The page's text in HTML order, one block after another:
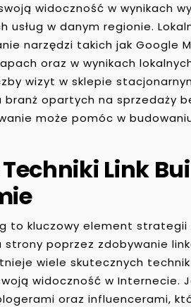
widoczność w wynikach
usług w danym regionie.
narzędzi takich jak Google
oraz w wynikach
wizyt w sklepie
opartych na sprzedaży
może pomóc w
Link
to kluczowy element strategii
poprzez zdobywanie
wiele skutecznych
widoczność w Internecie.
oraz influencerami,